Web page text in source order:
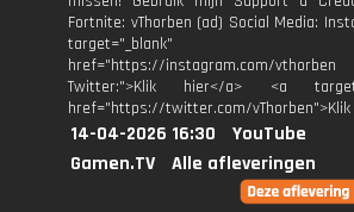
Fortnite: vThorben (ad) Social Media:
target="_blank"
href="https://instagram.com/vthorben
Twitter:">Klik hier</a> <a
href="https://twitter.com/
14-04-2026 16:30
YouTube
Gamen.TV
Alle afleveringen